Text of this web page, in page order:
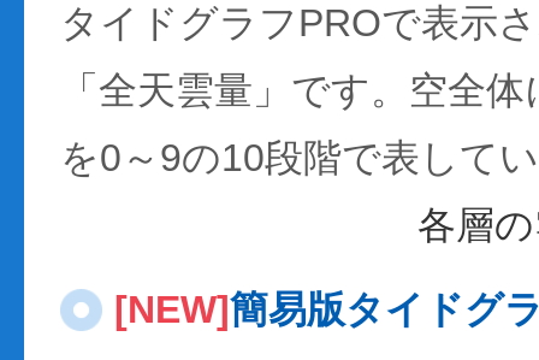
タイドグラフPROで表示
「全天雲量」です。空全
を0～9の10段階で表して
各層
[NEW]簡易版タイドグ